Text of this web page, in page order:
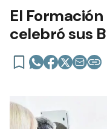
El
celebró sus